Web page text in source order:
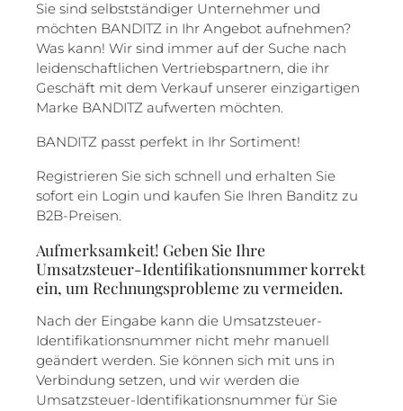
Sie sind selbstständiger Unternehmer und
möchten BANDITZ in Ihr Angebot aufnehmen?
Was kann! Wir sind immer auf der Suche nach
leidenschaftlichen Vertriebspartnern, die ihr
Geschäft mit dem Verkauf unserer einzigartigen
Marke BANDITZ aufwerten möchten.
BANDITZ passt perfekt in Ihr Sortiment!
Registrieren Sie sich schnell und erhalten Sie
sofort ein Login und kaufen Sie Ihren Banditz zu
B2B-Preisen.
Aufmerksamkeit! Geben Sie Ihre
Umsatzsteuer-Identifikationsnummer korrekt
ein, um Rechnungsprobleme zu vermeiden.
Nach der Eingabe kann die Umsatzsteuer-
Identifikationsnummer nicht mehr manuell
geändert werden. Sie können sich mit uns in
Verbindung setzen, und wir werden die
Umsatzsteuer-Identifikationsnummer für Sie